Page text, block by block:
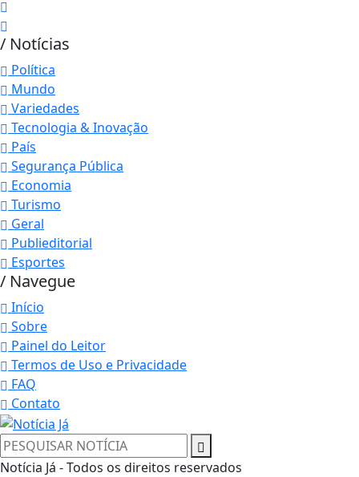
/ Notícias
Política
Mundo
Variedades
Tecnologia & Inovação
País
Segurança Pública
Economia
Turismo
Geral
Publieditorial
Esportes
/ Navegue
Início
Sobre
Painel do Leitor
Termos de Uso e Privacidade
FAQ
Contato
Notícia Já - Todos os direitos reservados